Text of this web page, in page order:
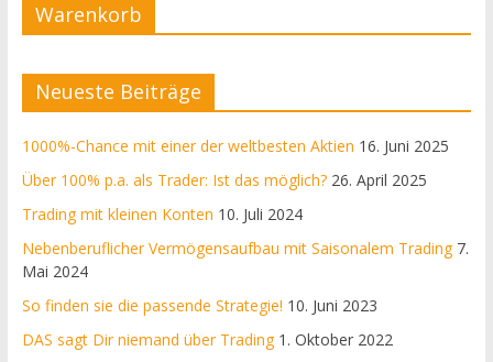
Warenkorb
Neueste Beiträge
1000%-Chance mit einer der weltbesten Aktien 16. Juni 2025
Über 100% p.a. als Trader: Ist das möglich? 26. April 2025
Trading mit kleinen Konten 10. Juli 2024
Nebenberuflicher Vermögensaufbau mit Saisonalem Trading 7.
Mai 2024
So finden sie die passende Strategie! 10. Juni 2023
DAS sagt Dir niemand über Trading 1. Oktober 2022